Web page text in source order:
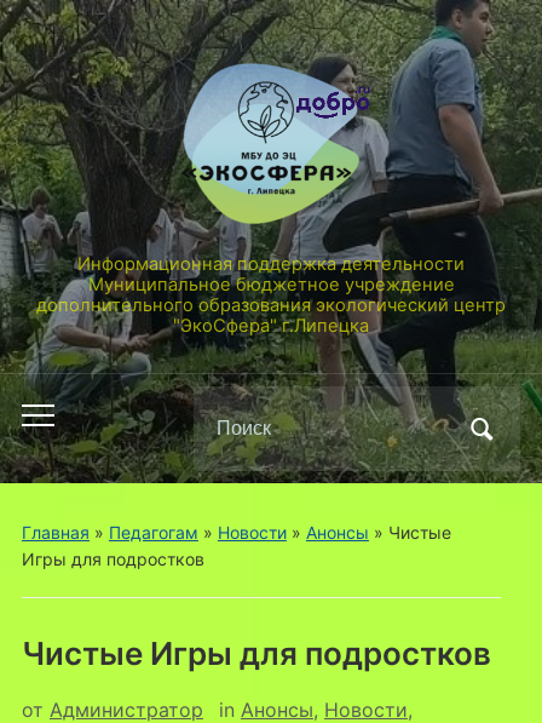
Информационная поддержка деятельности
Муниципальное бюджетное учреждение
дополнительного образования экологический центр
"ЭкоСфера" г.Липецка
Переключить
мобильное
меню
Поиск
по:
Главная » Педагогам » Новости» Анонсы » Чистые
Игры для подростков
Чистые Игры для подростков
от Администратор in Анонсы, Новости,